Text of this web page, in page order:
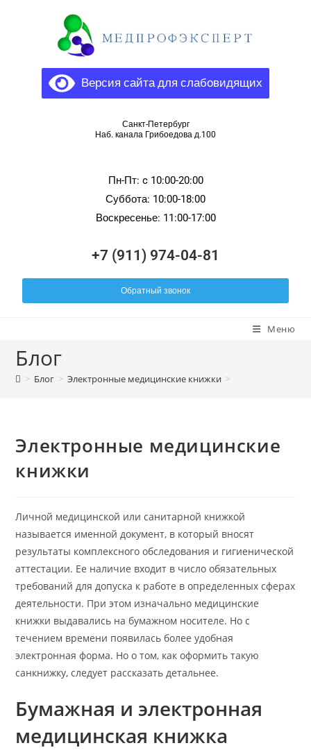
Версия сайта для слабовидящих
Санкт-Петербург
Наб. канала Грибоедова д.100
Пн-Пт: c 10:00-20:00
Суббота: 10:00-18:00
Воскресенье: 11:00-17:00
+7 (911) 974-04-81
Обратный звонок
Меню
Блог
> Блог > Электронные медицинские книжки >
Электронные медицинские
книжки
Личной медицинской или санитарной книжкой
называется именной документ, в который вносят
результаты комплексного обследования и гигиенической
аттестации. Ее наличие входит в число обязательных
требований для допуска к работе в определенных сферах
деятельности. При этом изначально медицинские
книжки выдавались на бумажном носителе. Но с
течением времени появилась более удобная
электронная форма. Но о том, как оформить такую
санкнижку, следует рассказать детальнее.
Бумажная и электронная
медицинская книжка